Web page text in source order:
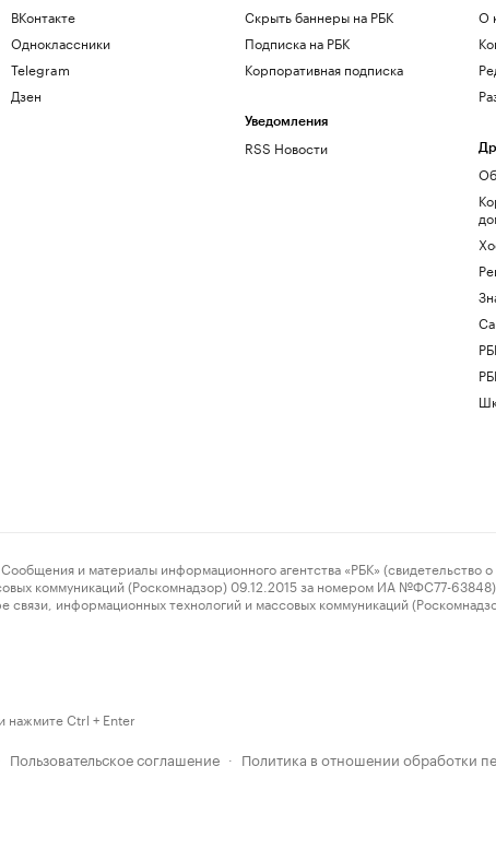
ВКонтакте
Одноклассники
Telegram
Дзен
Скрыть баннеры на РБК
Подписка на РБК
Корпоративная подписка
Уведомления
RSS Новости
О
и материалы информационного агентства «РБК» (свидетельство о
коммуникаций (Роскомнадзор) 09.12.2015 за номером ИА №ФС77-63848)
информационных технологий и массовых коммуникаций
нажмите Ctrl + Enter
Пользовательское соглашение · Политика в отношении обработки